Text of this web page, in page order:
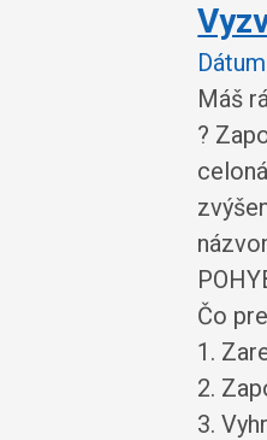
Máš
?
Čo
1.
2.
3.